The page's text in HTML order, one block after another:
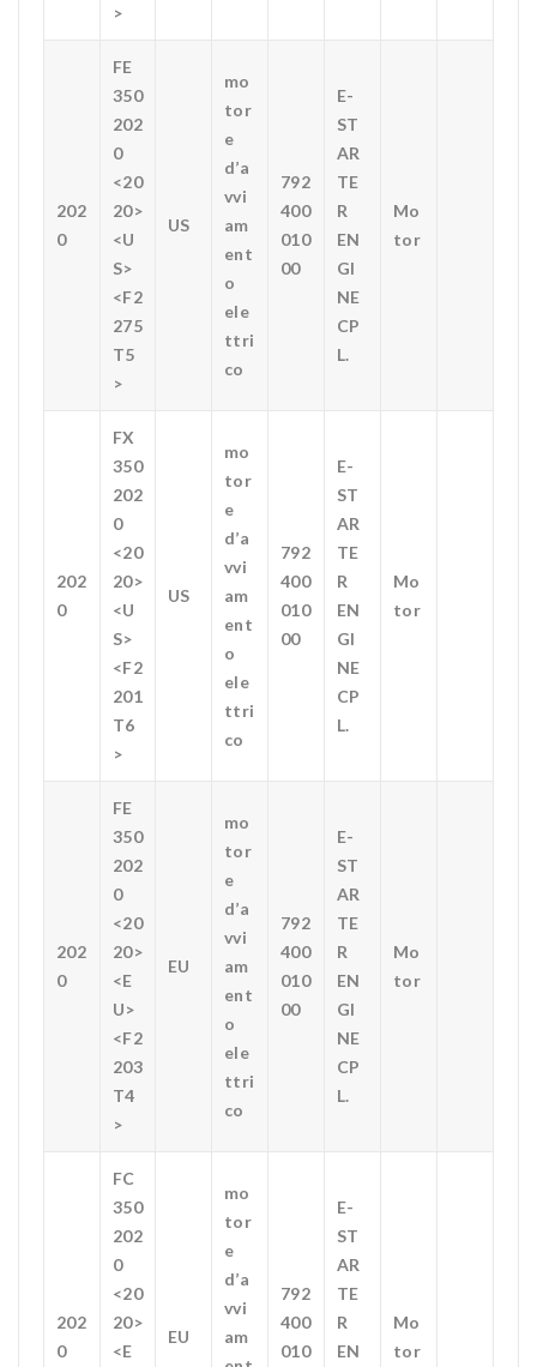
>
202
0
FE
350
202
0
<20
20>
<U
S>
<F2
275
T5
>
US
mo
tor
e
d’a
vvi
am
ent
o
ele
ttri
co
792
400
010
00
E-
ST
AR
TE
R
EN
GI
NE
CP
L.
Mo
tor
202
0
FX
350
202
0
<20
20>
<U
S>
<F2
201
T6
>
US
mo
tor
e
d’a
vvi
am
ent
o
ele
ttri
co
792
400
010
00
E-
ST
AR
TE
R
EN
GI
NE
CP
L.
Mo
tor
202
0
FE
350
202
0
<20
20>
<E
U>
<F2
203
T4
>
EU
mo
tor
e
d’a
vvi
am
ent
o
ele
ttri
co
792
400
010
00
E-
ST
AR
TE
R
EN
GI
NE
CP
L.
Mo
tor
202
0
FC
350
202
0
<20
20>
<E
EU
mo
tor
e
d’a
vvi
am
792
400
010
E-
ST
AR
TE
R
EN
Mo
tor